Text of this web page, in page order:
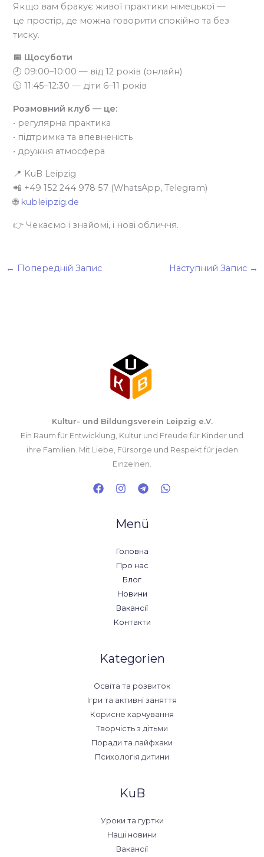
Якщо вам бракує живої практики німецької —
це простір, де можна говорити спокійно та без
тиску.
📅 Щосуботи
🕘 09:00–10:00 — від 12 років (онлайн)
🕦 11:45–12:30 — діти 6–11 років
Розмовний клуб — це:
• регулярна практика
• підтримка та впевненість
• дружня атмосфера
📍 KuB Leipzig
📲 +49 152 244 978 57 (WhatsApp, Telegram)
🌐 kubleipzig.de
👉 Чекаємо і знайомі, і нові обличчя.
← Попередній Запис Наступний Запис →
Kultur- und Bildungsverein Leipzig e.V.
Ein Raum für Entwicklung, Kultur und Freude für Kinder und
ihre Familien. Mit Liebe, Fürsorge und Respekt für jeden
Einzelnen.
Menü
Головна
Про нас
Блог
Новини
Вакансії
Контакти
Kategorien
Освіта та розвиток
Ігри та активні заняття
Корисне харчування
Творчість з дітьми
Поради та лайфхаки
Психологія дитини
KuB
Уроки та гуртки
Наші новини
Вакансії